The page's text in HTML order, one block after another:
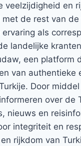
veelzijdigheid en
de rest van
ervaring als
landelijke
een platform
van authentieke
Door
over de
nieuws en
integriteit en
rijkdom van